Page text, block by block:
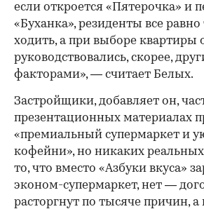
если откроется «Пятерочка» и
«Буханка», резиденты все равно
ходить, а при выборе квартиры
руководствовались, скорее,
факторами», — считает Белых.
Застройщики, добавляет он,
презентационных материалах
«премиальный супермаркет и
кофейни», но никаких реальных
то, что вместо «Азбуки вкуса»
эконом-супермаркет, нет —
расторгнут по тысяче причин, а